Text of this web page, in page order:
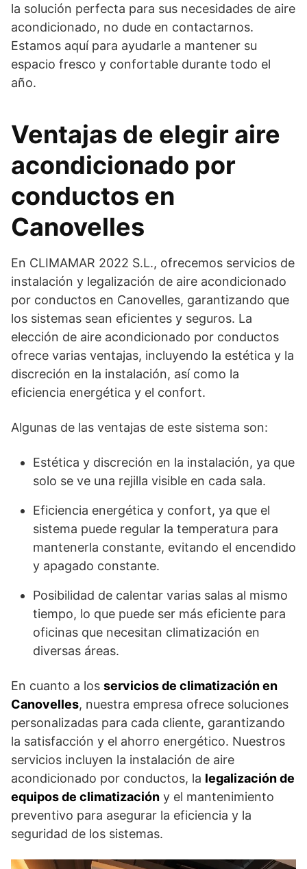
la solución perfecta para sus necesidades de aire
acondicionado, no dude en contactarnos.
Estamos aquí para ayudarle a mantener su
espacio fresco y confortable durante todo el
año.
Ventajas de elegir aire
acondicionado por
conductos en
Canovelles
En CLIMAMAR 2022 S.L., ofrecemos servicios de
instalación y legalización de aire acondicionado
por conductos en Canovelles, garantizando que
los sistemas sean eficientes y seguros. La
elección de aire acondicionado por conductos
ofrece varias ventajas, incluyendo la estética y la
discreción en la instalación, así como la
eficiencia energética y el confort.
Algunas de las ventajas de este sistema son:
Estética y discreción en la instalación, ya que
solo se ve una rejilla visible en cada sala.
Eficiencia energética y confort, ya que el
sistema puede regular la temperatura para
mantenerla constante, evitando el encendido
y apagado constante.
Posibilidad de calentar varias salas al mismo
tiempo, lo que puede ser más eficiente para
oficinas que necesitan climatización en
diversas áreas.
En cuanto a los servicios de climatización en
Canovelles, nuestra empresa ofrece soluciones
personalizadas para cada cliente, garantizando
la satisfacción y el ahorro energético. Nuestros
servicios incluyen la instalación de aire
acondicionado por conductos, la legalización de
equipos de climatización y el mantenimiento
preventivo para asegurar la eficiencia y la
seguridad de los sistemas.